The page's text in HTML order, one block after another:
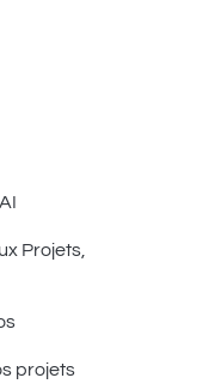
Projets,
projets